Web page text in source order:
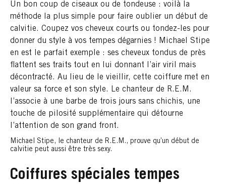
Un bon coup de ciseaux ou de tondeuse : voilà la
méthode la plus simple pour faire oublier un début de
calvitie. Coupez vos cheveux courts ou tondez-les pour
donner du style à vos tempes dégarnies ! Michael Stipe
en est le parfait exemple : ses cheveux tondus de près
flattent ses traits tout en lui donnant l’air viril mais
décontracté. Au lieu de le vieillir, cette coiffure met en
valeur sa force et son style. Le chanteur de R.E.M.
l’associe à une barbe de trois jours sans chichis, une
touche de pilosité supplémentaire qui détourne
l’attention de son grand front.
Michael Stipe, le chanteur de R.E.M., prouve qu’un début de
calvitie peut aussi être très sexy.
Coiffures spéciales tempes